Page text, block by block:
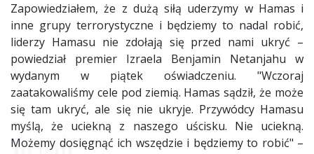
Zapowiedziałem, że z dużą siłą uderzymy w Hamas i
inne grupy terrorystyczne i będziemy to nadal robić,
liderzy Hamasu nie zdołają się przed nami ukryć –
powiedział premier Izraela Benjamin Netanjahu w
wydanym w piątek oświadczeniu. "Wczoraj
zaatakowaliśmy cele pod ziemią. Hamas sądził, że może
się tam ukryć, ale się nie ukryje. Przywódcy Hamasu
myślą, że uciekną z naszego uścisku. Nie uciekną.
Możemy dosięgnąć ich wszędzie i będziemy to robić" –